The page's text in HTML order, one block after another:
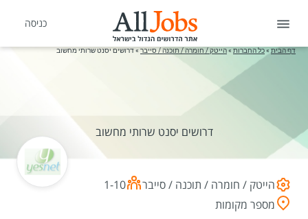
כניסה
דף הבית »כל החברות »הייטק / חומרה / תוכנה / סייבר»דרושים יסנט שרותי מחשוב
דרושים יסנט שרותי מחשוב
הייטק / חומרה / תוכנה / סייבר
1-10
מספר מקומות